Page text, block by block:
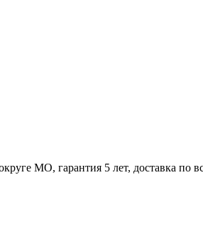
МО, гарантия 5 лет, доставка по